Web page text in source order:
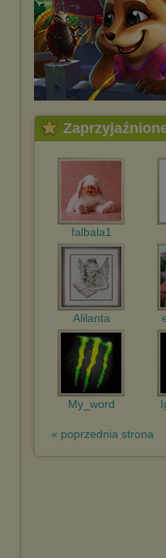
falbala1
Alilanta
My_word
« poprzednia strona